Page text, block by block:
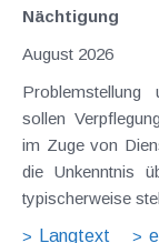
Nächtigung
August 2026
Problemstellung und
sollen
im Zuge von
die Unkenntnis
typischerweise
Langtext